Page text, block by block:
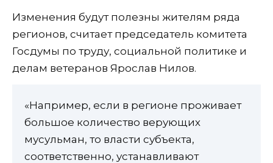
Изменения будут полезны жителям ряда
регионов, считает председатель комитета
Госдумы по труду, социальной политике и
делам ветеранов Ярослав Нилов.
«Например, если в регионе проживает
большое количество верующих
мусульман, то власти субъекта,
соответственно, устанавливают